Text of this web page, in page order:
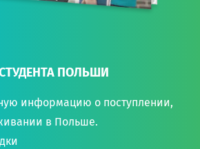
ПОЛЬШИ
информацию о поступлении,
в Польше.